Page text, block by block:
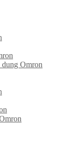
dung Omron